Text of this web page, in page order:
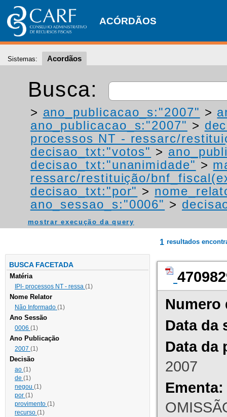
ACÓRDÃOS
Sistemas: Acordãos
Busca:
> ano_publicacao_s:"2007" >
ano_publicacao_s:"2007" >
processos NT - ressarc/
decisao_txt:"votos" >
decisao_txt:"unanimidade" >
ressarc/restituição/
decisao_txt:"por" >
ano_sessao_s:"0006" >
mostrar execução da query
BUSCA FACETADA
Matéria
IPI- processos NT - ressa (1)
Nome Relator
Não Informado (1)
Ano Sessão
0006 (1)
Ano Publicação
2007 (1)
Decisão
ao (1)
de (1)
negou (1)
por (1)
provimento (1)
recurso (1)
1 resultados
Numero
Data da
Data da
2007
Ementa: